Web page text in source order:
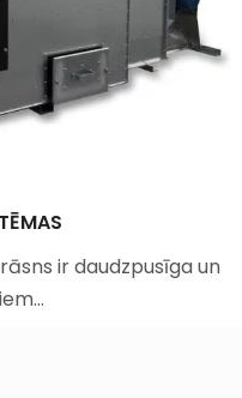
ir daudzpusīga un